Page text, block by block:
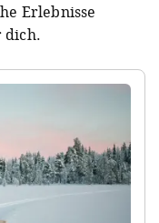
Erlebnisse
dich.